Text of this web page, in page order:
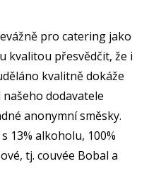
pro catering jako
kvalitou přesvědčit, že i
kvalitně dokáže
dodavatele
anonymní směsky.
13% alkoholu, 100%
tj. couvée Bobal a